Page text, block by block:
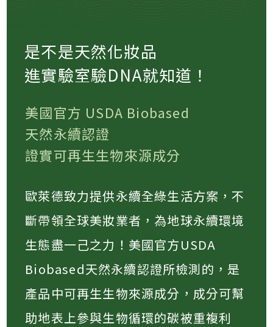
是不是天然化妝品
進實驗室驗DNA就知道！
美國官方 USDA Biobased
天然永續認證
證實可再生生物來源成分
歐萊德致力提供永續全綠生活方案，不
斷帶領全球美妝業者，為地球永續環境
生態盡一己之力！美國官方USDA
Biobased天然永續認證所檢測的，是
產品中可再生生物來源成分，成分可幫
助地表上參與生物循環的碳被重複利